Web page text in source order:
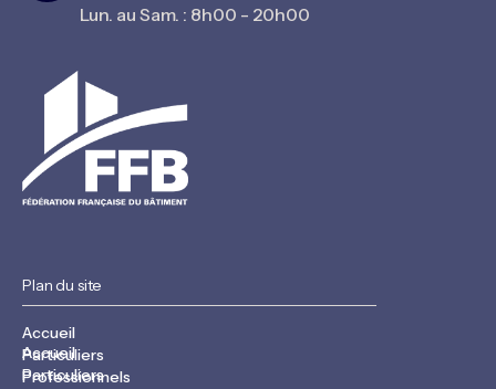
Plan du site
Accueil
Accueil
Particuliers
Particuliers
Professionnels
Lun. au Sam. : 8h00 - 20h00